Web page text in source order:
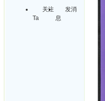
关注
Ta
发消
息